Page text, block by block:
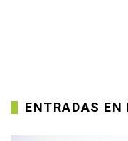
ENTRADAS